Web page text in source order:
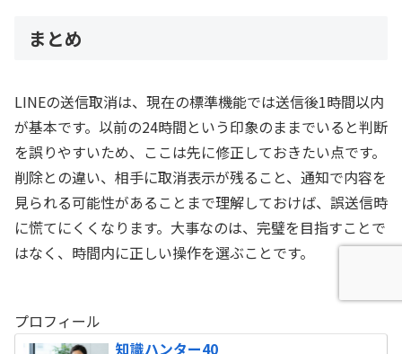
まとめ
LINEの送信取消は、現在の標準機能では送信後1時間以内
が基本です。以前の24時間という印象のままでいると判断
を誤りやすいため、ここは先に修正しておきたい点です。
削除との違い、相手に取消表示が残ること、通知で内容を
見られる可能性があることまで理解しておけば、誤送信時
に慌てにくくなります。大事なのは、完璧を目指すことで
はなく、時間内に正しい操作を選ぶことです。
プロフィール
知識ハンター40